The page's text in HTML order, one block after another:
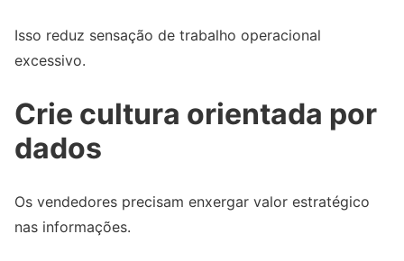
Isso reduz sensação de trabalho operacional
excessivo.
Crie cultura orientada por
dados
Os vendedores precisam enxergar valor estratégico
nas informações.